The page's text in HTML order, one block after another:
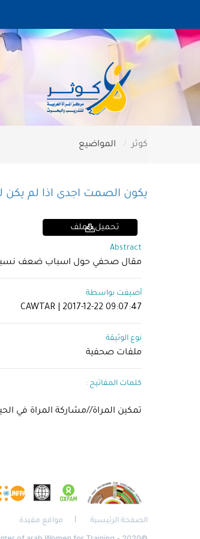
كوثر المواضيع
يكون الصمت اجدى اذا لم يكن
تحميل الملف
Abstract
مقال صحفي حول اسباب ضعف نسبة
أضيفت بواسطة
CAWTAR | 2017-12-22 09:07:47
نوع الوثيقة
ملفات صحفية
كلمات المفاتيح :
تمكين المراة//مشاركة المراة في
الصفحة الرئيسية مواقع مفيدة